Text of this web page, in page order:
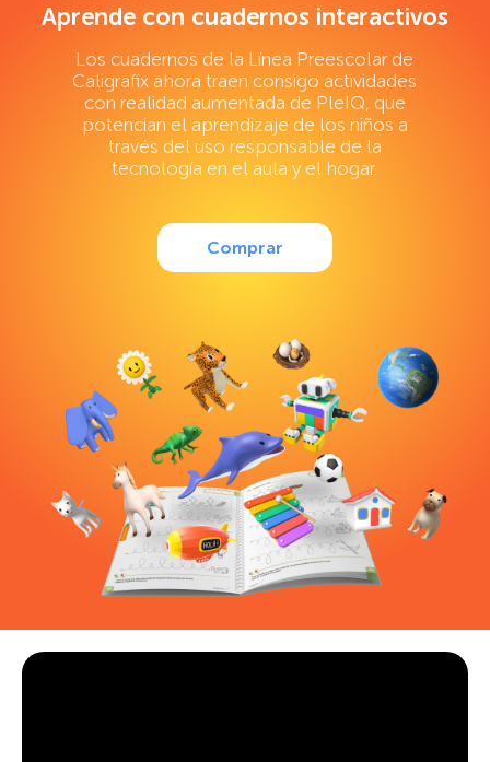
Aprende con cuadernos interactivos
Los cuadernos de la Línea Preescolar de
Caligrafix ahora traen consigo actividades
con realidad aumentada de PleIQ, que
potencian el aprendizaje de los niños a
través del uso responsable de la
tecnología en el aula y el hogar.
Comprar